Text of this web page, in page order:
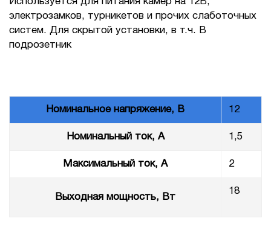
электрозамков, турникетов и прочих слаботочных
систем. Для скрытой установки, в т.ч. В
подрозетник
Номинальное напряжение, В 12
Номинальный ток, А 1,5
Максимальный ток, А 2
Выходная мощность, Вт
18